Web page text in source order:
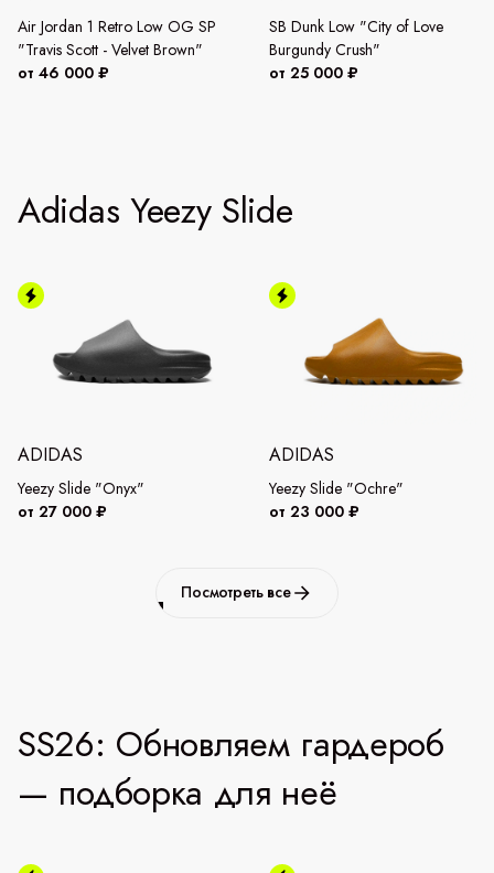
Air Jordan 1 Retro Low OG SP
"Travis Scott - Velvet Brown"
от 46 000 ₽
SB Dunk Low "City of Love
Burgundy Crush"
от 25 000 ₽
Adidas Yeezy Slide
ADIDAS
Yeezy Slide "Onyx"
от 27 000 ₽
ADIDAS
Yeezy Slide "Ochre"
от 23 000 ₽
Посмотреть все
SS26: Обновляем гардероб
— подборка для неё